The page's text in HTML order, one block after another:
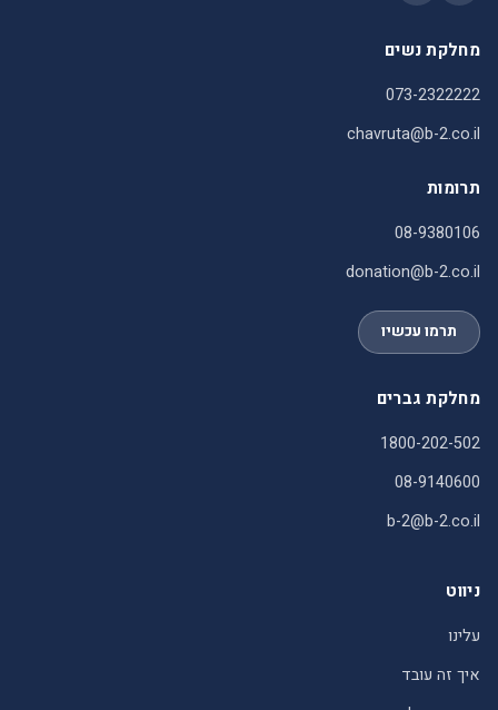
מחלקת נשים
073-2322222
chavruta@b-2.co.il
תרומות
08-9380106
donation@b-2.co.il
תרמו עכשיו
מחלקת גברים
1800-202-502
08-9140600
b-2@b-2.co.il
ניווט
עלינו
איך זה עובד